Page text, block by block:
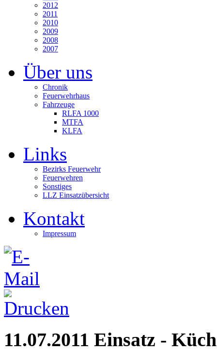
2012
2011
2010
2009
2008
2007
Über uns
Chronik
Feuerwehrhaus
Fahrzeuge
RLFA 1000
MTFA
KLFA
Links
Bezirks Feuerwehr
Feuerwehren
Sonstiges
LLZ Einsatzübersicht
Kontakt
Impressum
11.07.2011 Einsatz -